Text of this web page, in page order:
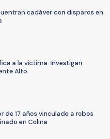
cadáver con disparos en
a la víctima: Investigan
Alto
de 17 años vinculado a robos
en Colina